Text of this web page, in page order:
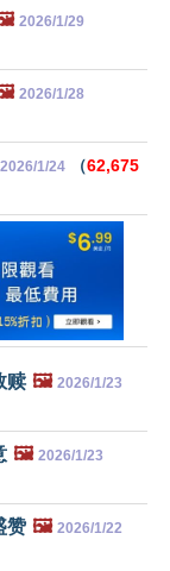
2026/1/29
2026/1/28
2026/1/24 （62,675
赎 🖼️ 2026/1/23
🖼️ 2026/1/23
赞 🖼️ 2026/1/22